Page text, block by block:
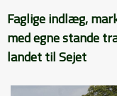
Faglige indlæg,
med egne stande
landet til Sejet